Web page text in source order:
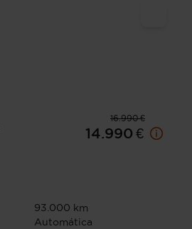
16.990 €
14.990 €
93.000 km
Automática